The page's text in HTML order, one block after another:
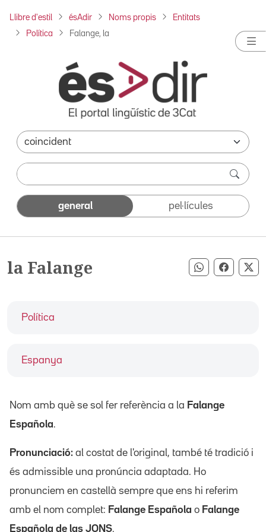
Llibre d'estil ésAdir Noms propis Entitats
Política Falange, la
general pel·lícules
la Falange Compartir
Política
Espanya
Nom amb què se sol fer referència a la Falange
Española.
Pronunciació: al costat de l'original, també té tradició i
és admissible una pronúncia adaptada. Ho
pronunciem en castellà sempre que ens hi referim
amb el nom complet: Falange Española o Falange
Española de las JONS.